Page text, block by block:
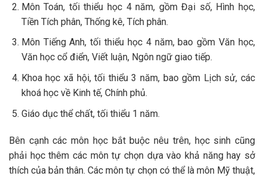
Môn Toán, tối thiểu học 4 năm, gồm Đại số, Hình học,
Tiền Tích phân, Thống kê, Tích phân.
Môn Tiếng Anh, tối thiểu học 4 năm, bao gồm Văn học,
Văn học cổ điển, Viết luận, Ngôn ngữ giao tiếp.
Khoa học xã hội, tối thiểu 3 năm, bao gồm Lịch sử, các
khoá học về Kinh tế, Chính phủ.
Giáo dục thể chất, tối thiểu 1 năm.
Bên cạnh các môn học bắt buộc nêu trên, học sinh cũng
phải học thêm các môn tự chọn dựa vào khả năng hay sở
thích của bản thân. Các môn tự chọn có thể là môn Mỹ thuật,